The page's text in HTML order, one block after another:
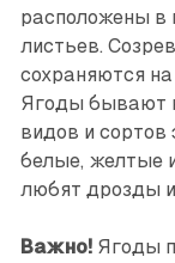
расположены в
листьев.
сохраняются
Ягоды бывают
видов и сортов
белые, желтые
любят дрозды
Важно!Ягоды